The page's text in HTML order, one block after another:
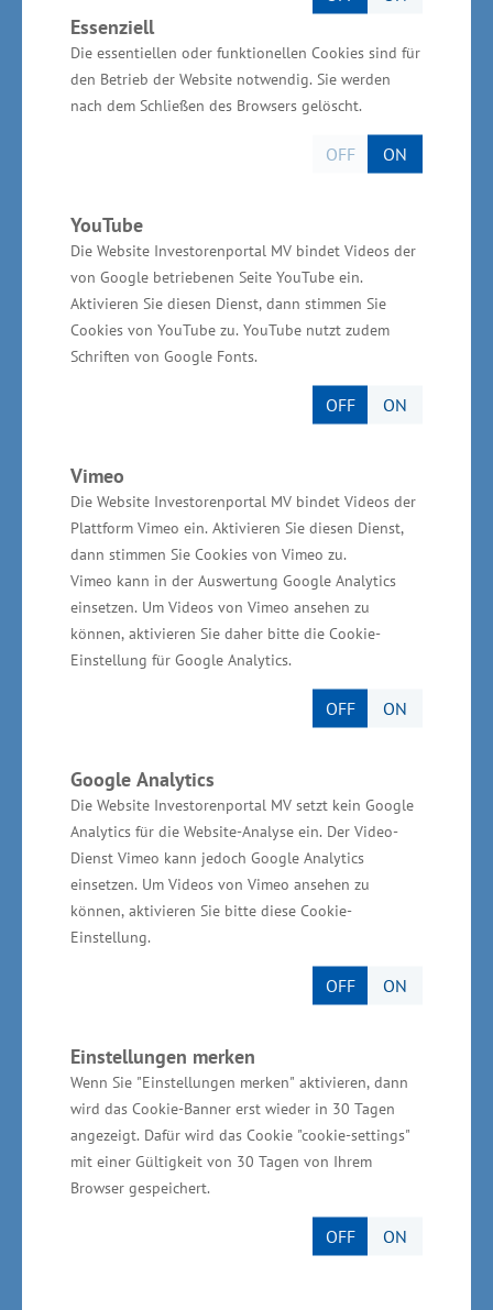
Essenziell
Die essentiellen oder funktionellen Cookies sind für
den Betrieb der Website notwendig. Sie werden
nach dem Schließen des Browsers gelöscht.
OFF ON
YouTube
Die Website Investorenportal MV bindet Videos der
von Google betriebenen Seite YouTube ein.
Aktivieren Sie diesen Dienst, dann stimmen Sie
Cookies von YouTube zu. YouTube nutzt zudem
Schriften von Google Fonts.
OFF ON
Vimeo
Die Website Investorenportal MV bindet Videos der
Plattform Vimeo ein. Aktivieren Sie diesen Dienst,
dann stimmen Sie Cookies von Vimeo zu.
Vimeo kann in der Auswertung Google Analytics
einsetzen. Um Videos von Vimeo ansehen zu
können, aktivieren Sie daher bitte die Cookie-
Einstellung für Google Analytics.
OFF ON
Google Analytics
Die Website Investorenportal MV setzt kein Google
Analytics für die Website-Analyse ein. Der Video-
Dienst Vimeo kann jedoch Google Analytics
einsetzen. Um Videos von Vimeo ansehen zu
können, aktivieren Sie bitte diese Cookie-
Einstellung.
OFF ON
Einstellungen merken
Wenn Sie "Einstellungen merken" aktivieren, dann
wird das Cookie-Banner erst wieder in 30 Tagen
angezeigt. Dafür wird das Cookie "cookie-settings"
mit einer Gültigkeit von 30 Tagen von Ihrem
Browser gespeichert.
OFF ON
Vorpommern kann mit einer ausgezeichneten
Infrastruktur und ausreichend Gewerbeflächen
punkten. Herausragende Merkmale im Vergleich
zu anderen Bundesländern sind die
Gewerbegebiete an der Kaikante und die
„Wir müssen die Herausforderungen gemeinsam
angehen. Wir haben noch Potential für weitere
Investitionen. Hierzu zählen Neuansiedlungen
und Erweiterungen. Darüber hinaus ist eine der
größten Aufgaben in den Unternehmen, eigene
Fachkräfte zu sichern und neues Personal zu
gewinnen. Weitere Herausforderungen sind
die Stärkung der Innovations- und
Exportfähigkeiten.“
Fördermöglichkeiten nutzen -
Bestellmöglichkeiten der
Broschüre
Der Minister hat auch dafür geworben, die
unterstützen Unternehmen und ihre
Beschäftigten auch bei der Bewältigung ihrer
Aufgaben im Rahmen der Digitalisierung. Um
Unternehmen und die Qualifizierung von
Arbeitnehmern zu fördern, werden Programme
geöffnet. Hierzu zählen die
Prozessinnovationen“, so Mecklenburg-
Vorpommerns Wirtschafts- und Arbeitsminister
Harry Glawe abschließend.
Alle Informationen sind im Internet unter
www.wm.regierung-mv.de abrufbar. Die